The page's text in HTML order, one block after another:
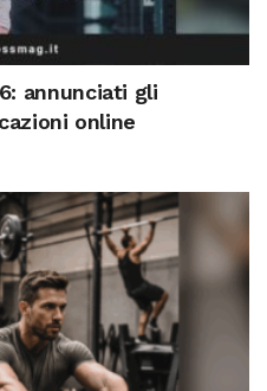
annunciati gli
online